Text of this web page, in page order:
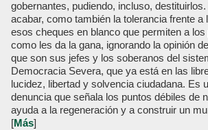
gobernantes, pudiendo, incluso,
acabar, como también la tolerancia frente a
esos cheques en blanco que permiten a
como les da la gana, ignorando la opinión
que son sus jefes y los soberanos del
Democracia Severa, que ya está en las
lucidez, libertad y solvencia ciudadana. Es
denuncia que señala los puntos débiles de
ayuda a la regeneración y a construir un
[Más]